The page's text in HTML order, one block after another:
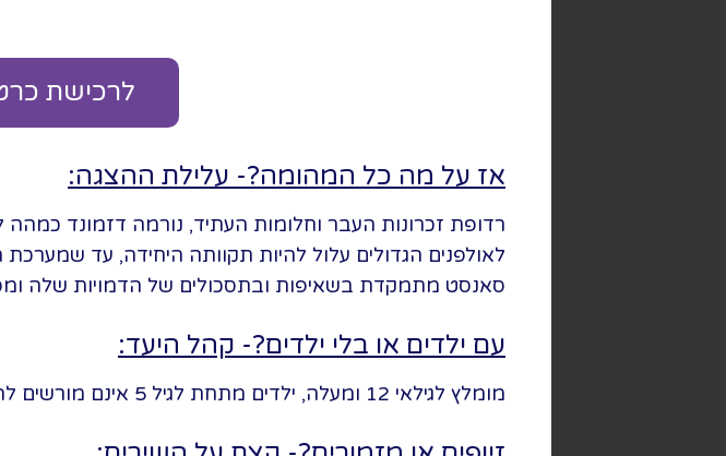
לרכישת
אז על מה כל המהומה?- עלילת ההצגה:
רדופת זכרונות העבר וחלומות העתיד, נורמה דזמונד
לאולפנים הגדולים עלול להיות תקוותה היחידה, עד
סאנסט מתמקדת בשאיפות ובתסכולים של הדמויות שלה
עם ילדים או בלי ילדים?- קהל היעד:
מומלץ לגילאי 12 ומעלה, ילדים מתחת לגיל 5 אינם מורשים להיכנס לתיאטרון.